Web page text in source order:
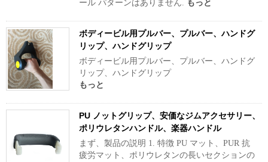
ール パターンはありません. もっと
ボディービル用プルバー、プルバー、ハンドグ
リップ、ハンドグリップ
ボディービル用プルバー、プルバー、ハンドグ
リップ、ハンドグリップ
もっと
PU ノットグリップ、安価なジムアクセサリー、
ポリウレタンハンドル、楽器ハンドル
まず、製品の説明 1. 特徴 PU マット、PUR 抗
疲労マット、ポリウレタンの長いセクションの